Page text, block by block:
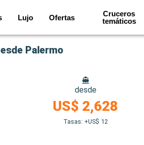
Lujo Ofertas
Cruceros
temáticos
Palermo
desde
US$ 2,628
Tasas: +US$ 12